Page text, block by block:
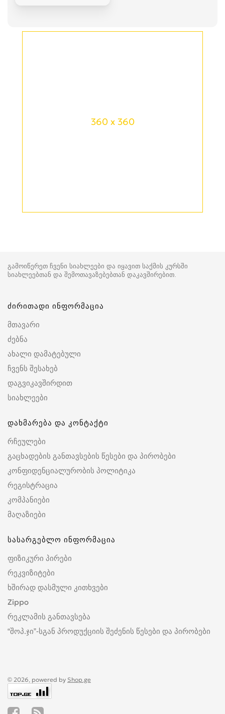
360 x 360
გამოიწერეთ ჩვენი სიახლეები და იყავით საქმის კურსში
სიახლეებთან და შემოთავაზებებთან დაკავშირებით.
ძირითადი ინფორმაცია
მთავარი
ძებნა
ახალი დამატებული
ჩვენს შესახებ
დაგვიკავშირდით
სიახლეები
დახმარება და კონტაქტი
რჩეულები
გაცხადების განთავსების წესები და პირობები
კონფიდენციალურობის პოლიტიკა
რეგისტრაცია
კომპანიები
მაღაზიები
სასარგებლო ინფორმაცია
ფიზიკური პირები
რეკვიზიტები
ხშირად დასმული კითხვები
Zippo
რეკლამის განთავსება
“შოპ.ჯი”-სგან პროდუქციის შეძენის წესები და პირობები
© 2026, powered by Shop.ge